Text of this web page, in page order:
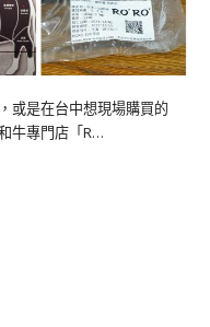
或是在台中想現場購買的
牛專門店「R…